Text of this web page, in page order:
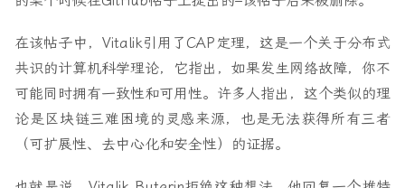
在该帖子中，Vitalik引用了CAP定理，这是一个关于分布式
共识的计算机科学理论，它指出，如果发生网络故障，你不
可能同时拥有一致性和可用性。许多人指出，这个类似的理
论是区块链三难困境的灵感来源，也是无法获得所有三者
（可扩展性、去中心化和安全性）的证据。